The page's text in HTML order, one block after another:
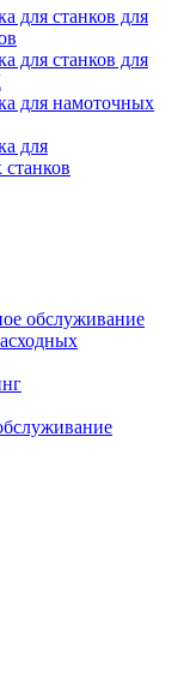
для станков для
для станков для
для намоточных
для
обслуживание